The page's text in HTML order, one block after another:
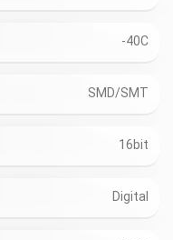
-40C
SMD/SMT
16bit
Digital